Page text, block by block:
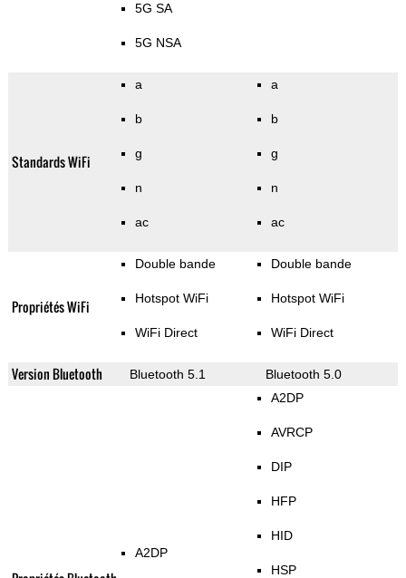
5G SA
5G NSA
Standards WiFi
a
b
g
n
ac
a
b
g
n
ac
Propriétés WiFi
Double bande
Hotspot WiFi
WiFi Direct
Double bande
Hotspot WiFi
WiFi Direct
Version Bluetooth Bluetooth 5.1 Bluetooth 5.0
A2DP
A2DP
AVRCP
DIP
HFP
HID
HSP